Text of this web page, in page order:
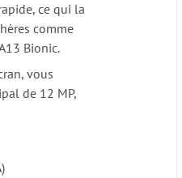
ce qui la
comme
Bionic.
vous
de 12 MP,